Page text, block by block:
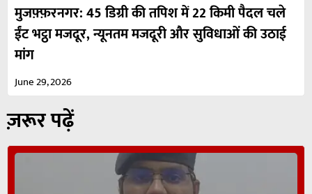
मुजफ़्फ़रनगर: 45 डिग्री की तपिश में 22 किमी पैदल चले
ईंट भट्ठा मजदूर, न्यूनतम मजदूरी और सुविधाओं की उठाई
मांग
June 29, 2026
ज़रूर पढ़ें